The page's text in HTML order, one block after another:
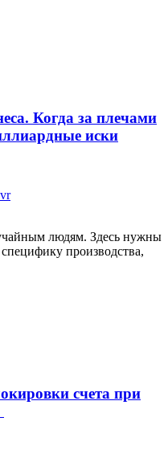
Когда за плечами
иски
людям. Здесь нужны
производства,
счета при